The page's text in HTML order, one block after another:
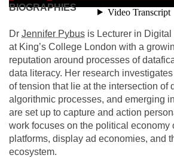
BIOGRAPHIES
Dr Jennifer Pybus is Lecturer in
at King’s College London with a
reputation around processes of
data literacy. Her research
of tension that lie at the intersection of
algorithmic processes, and emerging
are set up to capture and action
work focuses on the political economy
platforms, display ad economies, and
ecosystem.